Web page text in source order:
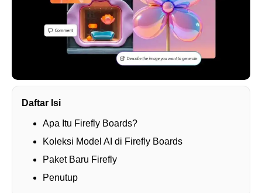
Daftar Isi
Apa Itu Firefly Boards?
Koleksi Model AI di Firefly Boards
Paket Baru Firefly
Penutup